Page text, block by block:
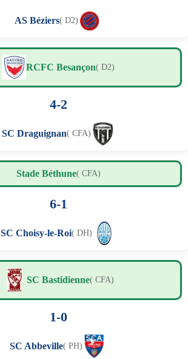
AS Béziers( D2)
RCFC Besançon( D2)
4-2
SC Draguignan( CFA)
Stade Béthune( CFA)
6-1
SC Choisy-le-Roi( DH)
SC Bastidienne( CFA)
1-0
SC Abbeville( PH)